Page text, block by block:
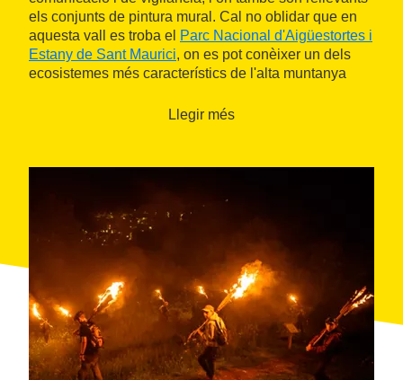
els conjunts de pintura mural. Cal no oblidar que en
aquesta vall es troba el Parc Nacional d'Aigüestortes i
Estany de Sant Maurici, on es pot conèixer un dels
ecosistemes més característics de l'alta muntanya
Llegir més